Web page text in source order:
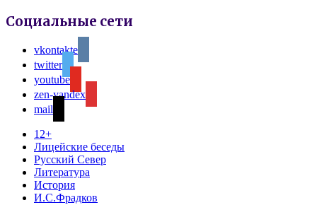
Социальные сети
vkontakte
twitter
youtube
zen-yandex
mail
12+
Лицейские беседы
Русский Север
Литература
История
И.С.Фрадков